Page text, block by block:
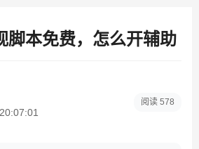
脚本免费，怎么开辅助
阅读 578